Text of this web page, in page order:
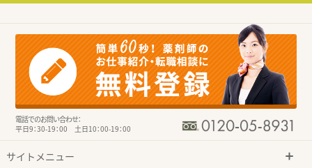
電話でのお問い合わせ：
平日9：30-19：00 土日10：00-19：00
サイトメニュー